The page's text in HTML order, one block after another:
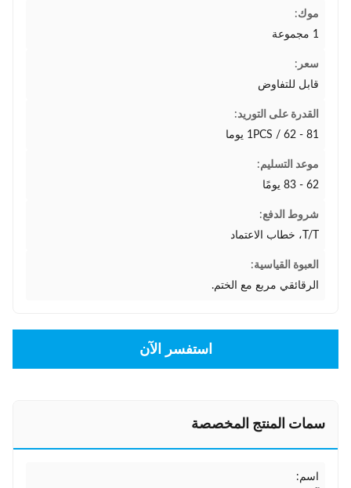
موك:
1 مجموعة
سعر:
قابل للتفاوض
القدرة على التوريد:
1PCS / 62 - 81 يوما
موعد التسليم:
62 - 83 يومًا
شروط الدفع:
T/T، خطاب الاعتماد
العبوة القياسية:
الرقائقي مربع مع الختم.
استفسر الآن
سمات المنتج المخصصة
اسم: